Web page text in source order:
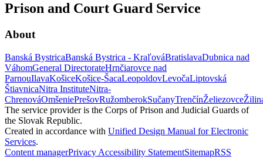
Prison and Court Guard Service
About
Banská BystricaBanská Bystrica - KraľováBratislavaDubnica nad
VáhomGeneral DirectorateHrnčiarovce nad
ParnouIlavaKošiceKošice-ŠacaLeopoldovLevočaLiptovská
ŠtiavnicaNitra InstituteNitra-
ChrenováOmšeniePrešovRužomberokSučanyTrenčínŽeliezovce
The service provider is the Corps of Prison and Judicial Guards of
the Slovak Republic.
Created in accordance with Unified Design Manual for Electronic
Services.
Content managerPrivacy Accessibility StatementSitemapRSS